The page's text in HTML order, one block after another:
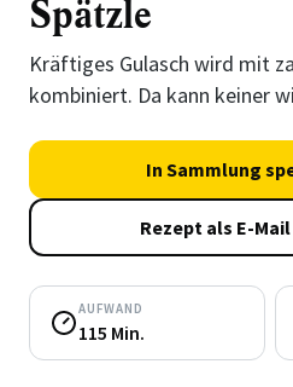
Spätzle
Kräftiges Gulasch wird mit
kombiniert. Da kann keiner
In Sammlung
Rezept als E-
AUFWAND
115 Min.